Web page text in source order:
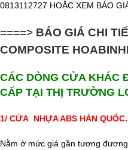
0813112727 HOẶC XEM BÁO
====> BÁO GIÁ CHI
COMPOSITE
CÁC DÒNG CỬA KHÁC
CẤP TẠI THỊ TRƯỜNG
1/ CỬA NHỰA ABS HÀN QUỐC.
Nằm ở mức giá gần tương